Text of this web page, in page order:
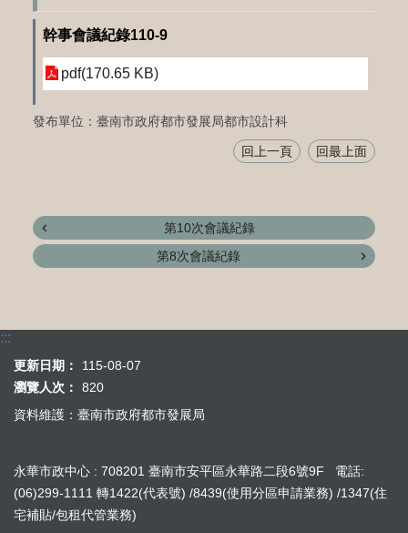
幹事會議紀錄110-9
pdf(170.65 KB)
發布單位：臺南市政府都市發展局都市設計科
回上一頁 回最上面
第10次會議紀錄
第8次會議紀錄
:::
更新日期：
115-08-07
瀏覽人次：
820
資料維護：臺南市政府都市發展局
永華市政中心 : 708201 臺南市安平區永華路二段6號9F 電話:
(06)299-1111 轉1422(代表號) /8439(使用分區申請業務) /1347(住
宅補貼/包租代管業務)